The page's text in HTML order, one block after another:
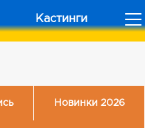
Кастинги
Новинки 2026